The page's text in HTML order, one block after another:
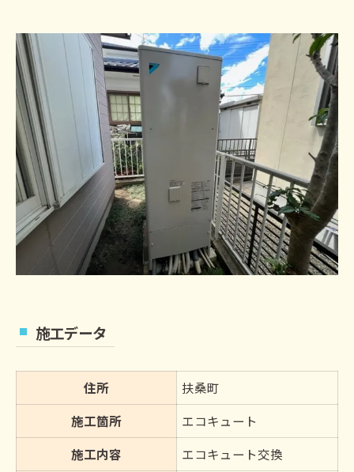
施工データ
住所
扶桑町
施工箇所
エコキュート
施工内容
エコキュート交換